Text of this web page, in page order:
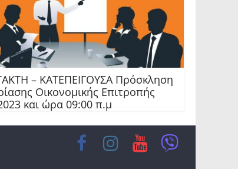
– ΚΑΤΕΠΕΙΓΟΥΣΑ Πρόσκληση
Οικονομικής Επιτροπής
και ώρα 09:00 π.μ